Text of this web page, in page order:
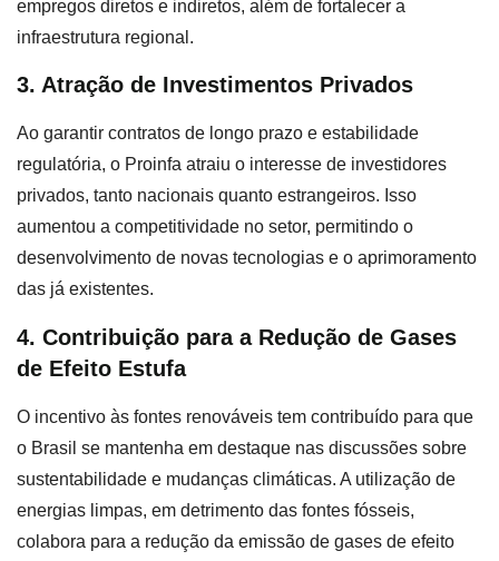
empregos diretos e indiretos, além de fortalecer a
infraestrutura regional.
3. Atração de Investimentos Privados
Ao garantir contratos de longo prazo e estabilidade
regulatória, o Proinfa atraiu o interesse de investidores
privados, tanto nacionais quanto estrangeiros. Isso
aumentou a competitividade no setor, permitindo o
desenvolvimento de novas tecnologias e o aprimoramento
das já existentes.
4. Contribuição para a Redução de Gases
de Efeito Estufa
O incentivo às fontes renováveis tem contribuído para que
o Brasil se mantenha em destaque nas discussões sobre
sustentabilidade e mudanças climáticas. A utilização de
energias limpas, em detrimento das fontes fósseis,
colabora para a redução da emissão de gases de efeito